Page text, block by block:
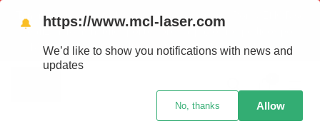
Tenemos envios a todo el pais!........ Los envios Por MENOR se
realizan 48 hs habiles porteriores al pago , los pedidos por
MAYOR se envian 7 dias posteriores al pago del pedido
🔔 https://www.mcl-laser.com
We’d like to show you notifications with news and
updates
No, thanks Allow